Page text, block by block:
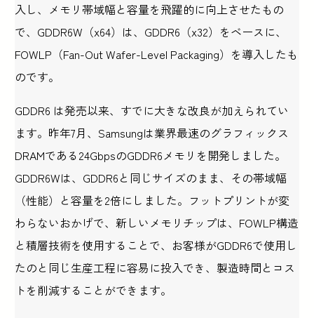
入し、メモリ帯域幅と容量を飛躍的に向上させたもの
で、GDDR6W（x64）は、GDDR6（x32）をベースに、
FOWLP（Fan-Out Wafer-Level Packaging）を導入したも
のです。
GDDR6 は発売以来、すでに大きな改良が加えられてい
ます。昨年7月、Samsungは業界最速のグラフィックス
DRAMである24GbpsのGDDR6メモリを開発しました。
GDDR6Wは、GDDR6と同じサイズのまま、その帯域幅
（性能）と容量を2倍にしました。フットプリントが変
わらないおかげで、新しいメモリチップは、FOWLP構造
と積層技術を使用することで、お客様がGDDR6で使用し
たのと同じ生産工程に容易に投入でき、製造時間とコス
トを削減することができます。